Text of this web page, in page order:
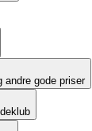
andre gode priser